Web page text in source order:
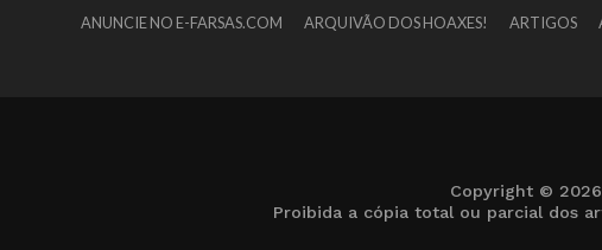
ANUNCIE NO E-FARSAS.COM ARQUIVÃO DOS HOAXES! ARTIGOS
Copyright ©
Proibida a cópia total ou parcial dos